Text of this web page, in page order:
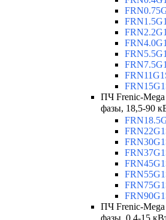
ПЧ Frenic-
фазы, 18,5-90
ПЧ Frenic-